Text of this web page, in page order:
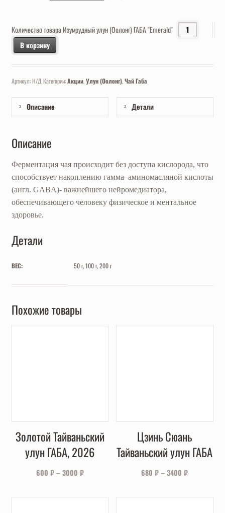
Количество товара Изумрудный улун (Оолонг) ГАБА "Emerald"
В корзину
Артикул:Н/Д Категории:Акции,Улун (Оолонг),Чай Габа
Описание Детали
Описание
Ферментация чая происходит без доступа кислорода, что
способствует накоплению гамма–аминомасляной кислоты
(англ. GABA)- важнейшего нейромедиатора,
обеспечивающего человеку физическое и ментальное
здоровье.
Детали
ВЕС: 50 г, 100 г, 200 г
Похожие товары
Золотой Тайваньский
улун ГАБА, 2026
600 ₽–3000 ₽
Цзинь Сюань
Тайваньский улун ГАБА
680₽–3400₽